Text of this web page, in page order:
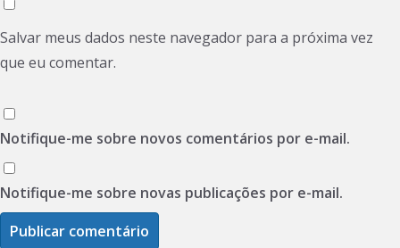
Salvar meus dados neste navegador para a próxima vez
que eu comentar.
Notifique-me sobre novos comentários por e-mail.
Notifique-me sobre novas publicações por e-mail.